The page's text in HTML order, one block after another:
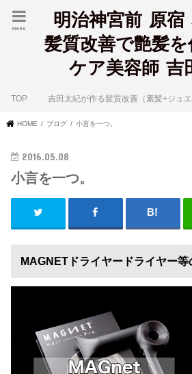
明治神宮前 原
髪質改善で艶髪
ケア美容師 吉
menu
TOP 吉田太紀が作る髪質改善（素髪+ジュ
HOME ブログ 小言を一つ。
2016.05.08
小言を一つ。
MAGNETドライヤードライヤー等